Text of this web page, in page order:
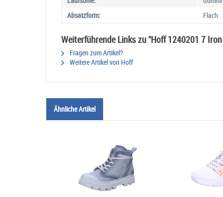
Absatzform:
Flach
Weiterführende Links zu "Hoff 1240201 7
Fragen zum Artikel?
Weitere Artikel von Hoff
Ähnliche Artikel